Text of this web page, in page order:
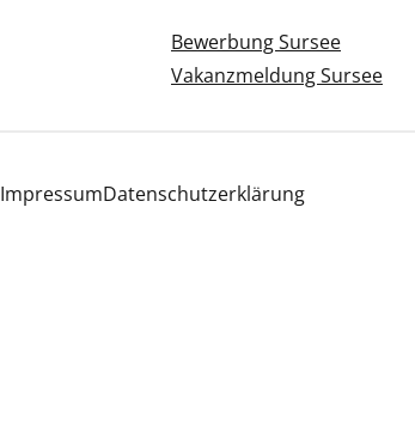
Bewerbung Sursee
Vakanzmeldung Sursee
ImpressumDatenschutzerklärung